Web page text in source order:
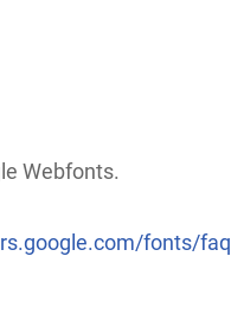
Webfonts.
fonts/faq